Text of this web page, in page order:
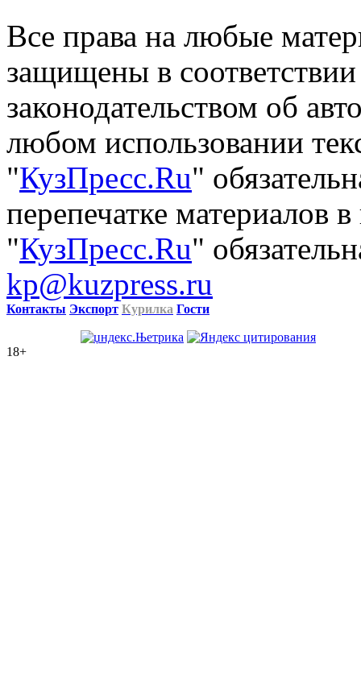
Все права на любые
защищены в
законодательством об
любом использовании
"КузПресс.Ru"
перепечатке материалов
"КузПресс.Ru"
kp@kuzpress.ru
Контакты Экспорт Курилка Гости
18+